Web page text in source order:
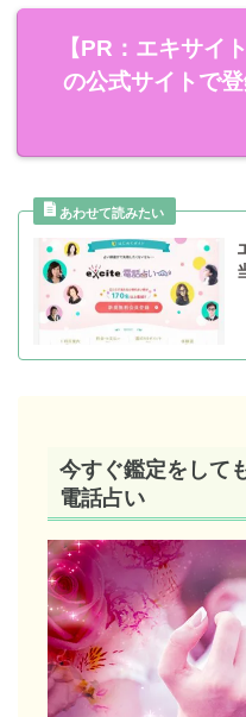
【PR：エキサイ
の公式サイトで
今すぐ鑑定をして
電話占い